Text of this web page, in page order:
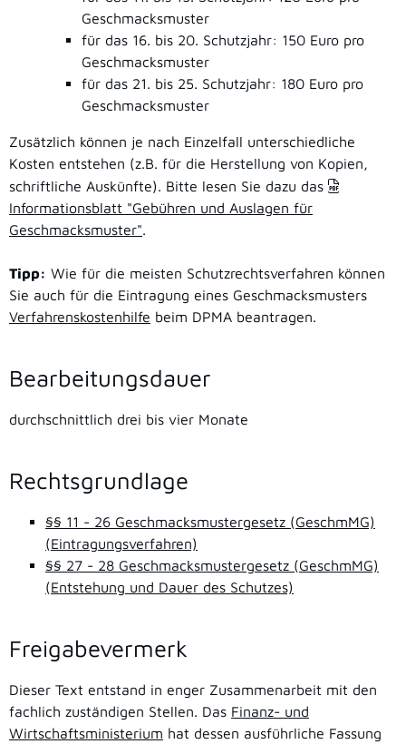
Geschmacksmuster
für das 16. bis 20. Schutzjahr: 150 Euro pro
Geschmacksmuster
für das 21. bis 25. Schutzjahr: 180 Euro pro
Geschmacksmuster
Zusätzlich können je nach Einzelfall unterschiedliche
Kosten entstehen (z.B. für die Herstellung von Kopien,
schriftliche Auskünfte). Bitte lesen Sie dazu das
Informationsblatt "Gebühren und Auslagen für
Geschmacksmuster".
Tipp: Wie für die meisten Schutzrechtsverfahren können
Sie auch für die Eintragung eines Geschmacksmusters
Verfahrenskostenhilfe beim DPMA beantragen.
Bearbeitungsdauer
durchschnittlich drei bis vier Monate
Rechtsgrundlage
§§ 11 - 26 Geschmacksmustergesetz (GeschmMG)
(Eintragungsverfahren)
§§ 27 - 28 Geschmacksmustergesetz (GeschmMG)
(Entstehung und Dauer des Schutzes)
Freigabevermerk
Dieser Text entstand in enger Zusammenarbeit mit den
fachlich zuständigen Stellen. Das Finanz- und
Wirtschaftsministerium hat dessen ausführliche Fassung